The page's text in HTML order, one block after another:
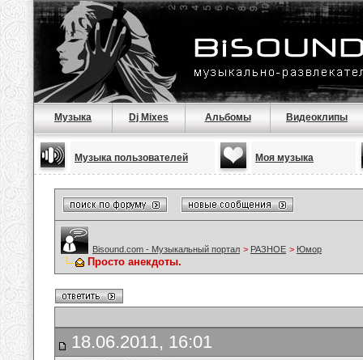
Музыка Dj Mixes Альбомы Видеоклипы
Музыка пользователей Моя музыка
Bisound.com - Музыкальный портал > РАЗНОЕ > Юмор
Просто анекдоты.
18.06.2011, 16:01